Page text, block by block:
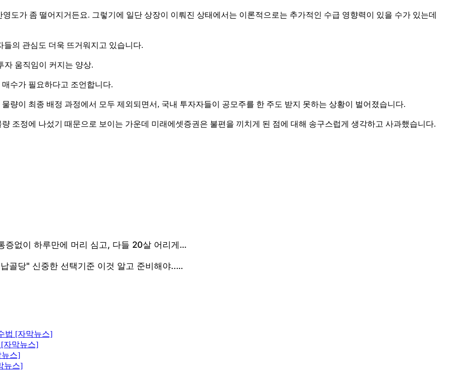
도가 좀 떨어지거든요. 그렇기에 일단 상장이 이뤄진 상태에서는 이론적으로는 추가적인 수급 영향력이 있을 수가 있는데
의 관심도 더욱 뜨거워지고 있습니다.
자 움직임이 커지는 양상.
수가 필요하다고 조언합니다.
량이 최종 배정 과정에서 모두 제외되면서, 국내 투자자들이 공모주를 한 주도 받지 못하는 상황이 벌어졌습니다.
조정에 나섰기 때문으로 보이는 가운데 미래에셋증권은 불편을 끼치게 된 점에 대해 송구스럽게 생각하고 사과했습니다.
법 [자막뉴스]
자막뉴스]
뉴스]
뉴스]